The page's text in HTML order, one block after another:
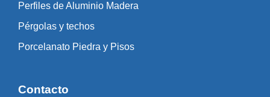
Perfiles de Aluminio Madera
Pérgolas y techos
Porcelanato Piedra y Pisos
Contacto